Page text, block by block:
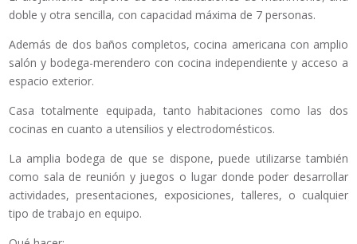
doble y otra sencilla, con capacidad máxima de 7 personas.
Además de dos baños completos, cocina americana con amplio
salón y bodega-merendero con cocina independiente y acceso a
espacio exterior.
Casa totalmente equipada, tanto habitaciones como las dos
cocinas en cuanto a utensilios y electrodomésticos.
La amplia bodega de que se dispone, puede utilizarse también
como sala de reunión y juegos o lugar donde poder desarrollar
actividades, presentaciones, exposiciones, talleres, o cualquier
tipo de trabajo en equipo.